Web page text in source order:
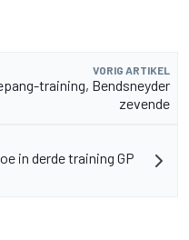
VORIG ARTIKEL
training, Bendsneyder
zevende
in derde training GP